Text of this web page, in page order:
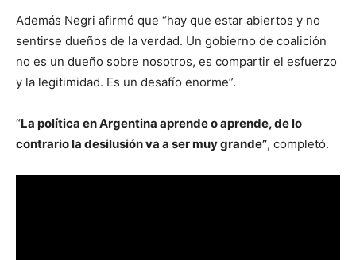
Además Negri afirmó que “hay que estar abiertos y no
sentirse dueños de la verdad. Un gobierno de coalición
no es un dueño sobre nosotros, es compartir el esfuerzo
y la legitimidad. Es un desafío enorme”.
“La política en Argentina aprende o aprende, de lo
contrario la desilusión va a ser muy grande”, completó.